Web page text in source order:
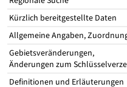
Kürzlich bereitgestellte Daten
Allgemeine Angaben,
Gebietsveränderungen,
Änderungen zum
Definitionen und Erläuterungen